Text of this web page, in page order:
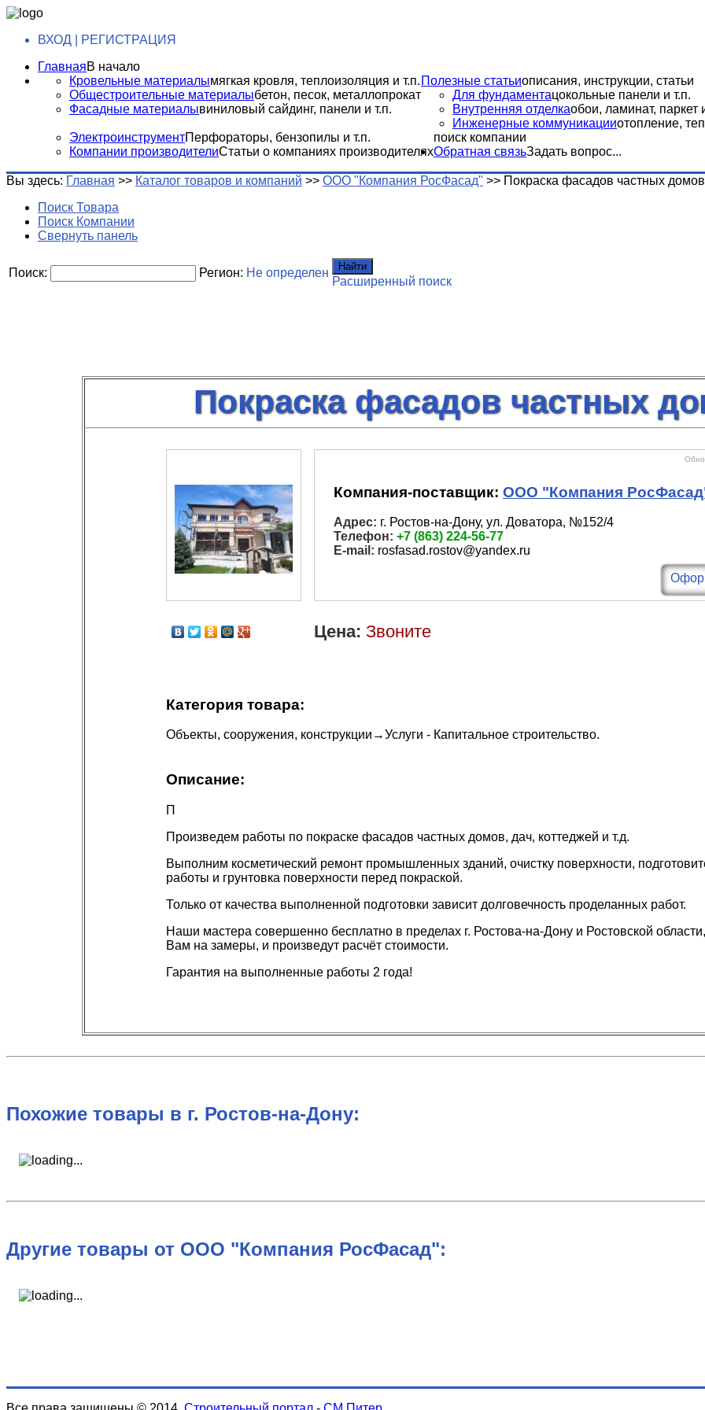
ВХОД | РЕГИСТРАЦИЯ
ГлавнаяВ начало
Полезные статьиописания, инструкции, статьи
Кровельные материалымягкая кровля, теплоизоляция и т.п.
Общестроительные материалыбетон, песок, металлопрокат
Фасадные материалывиниловый сайдинг, панели и т.п.
Для фундаментацокольные панели и т.п.
Внутренняя отделкаобои, ламинат, паркет
Инженерные коммуникацииотопление,
ЭлектроинструментПерфораторы, бензопилы и т.п.
Компании производителиСтатьи о компаниях производителях
поиск компании
Обратная связьЗадать вопрос...
Вы здесь: Главная >> Каталог товаров и компаний >> ООО "Компания РосФасад" >> Покраска фасадов частных домов
Поиск Товара
Поиск Компании
Свернуть панель
Поиск: Регион: Не определен Найти
Расширенный поиск
Покраска фасадов частных
Компания-поставщик: ООО "Компания
Адрес: г. Ростов-на-Дону, ул. Доватора, №152/4
Телефон: +7 (863) 224-56-77
E-mail: rosfasad.rostov@yandex.ru
Цена: Звоните
Категория товара:
Объекты, сооружения, конструкции →Услуги - Капитальное строительство.
Описание:
П
Произведем работы по покраске фасадов частных домов, дач, коттеджей и т.д.
Выполним косметический ремонт промышленных зданий, очистку поверхности,
работы и грунтовка поверхности перед покраской.
Только от качества выполненной подготовки зависит долговечность проделанных работ.
Наши мастера совершенно бесплатно в пределах г. Ростова-на-Дону и Ростовской
Вам на замеры, и произведут расчёт стоимости.
Гарантия на выполненные работы 2 года!
Похожие товары в г. Ростов-на-Дону:
Другие товары от ООО "Компания РосФасад":